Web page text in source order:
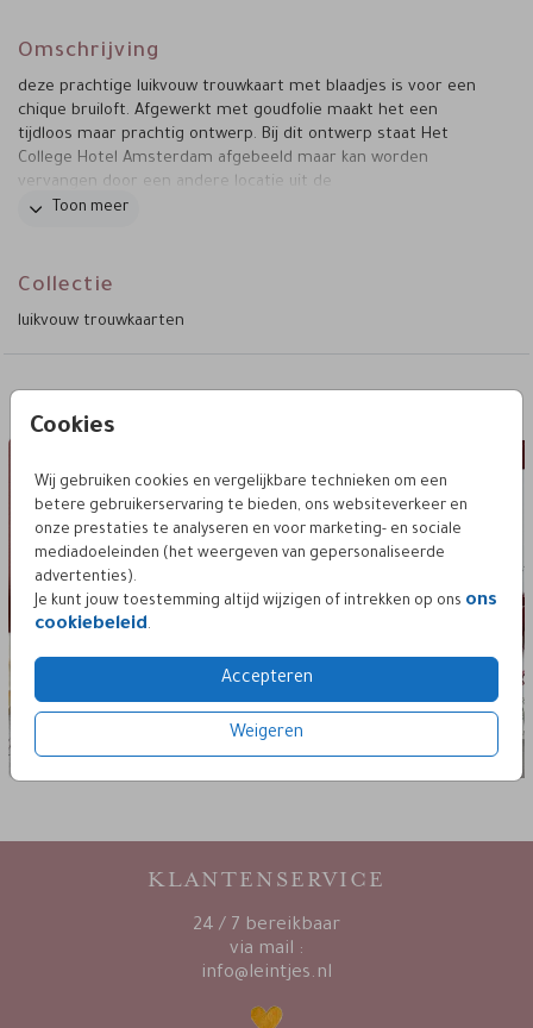
Cookies
Wij gebruiken cookies en vergelijkbare technieken om een
betere gebruikerservaring te bieden, ons websiteverkeer en
onze prestaties te analyseren en voor marketing- en sociale
mediadoeleinden (het weergeven van gepersonaliseerde
advertenties).
Je kunt jouw toestemming altijd wijzigen of intrekken op ons ons
cookiebeleid.
Accepteren
Weigeren
Omschrijving
deze prachtige luikvouw trouwkaart met blaadjes is voor een
chique bruiloft. Afgewerkt met goudfolie maakt het een
tijdloos maar prachtig ontwerp. Bij dit ontwerp staat Het
College Hotel Amsterdam afgebeeld maar kan worden
vervangen door een andere locatie uit de
afbeeldingenbibliotheek in de editor.
Toon meer
Collectie
luikvouw trouwkaarten
Deze vind je misschien ook leuk
trouwkaart luikvouw staand
KLANTENSERVICE
24 / 7 bereikbaar
via mail :
info@leintjes.nl